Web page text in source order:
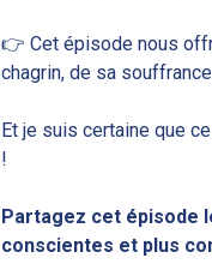
👉 Cet épisode nous
chagrin, de sa
Et je suis certaine que
!
Partagez cet épisode
conscientes et plus